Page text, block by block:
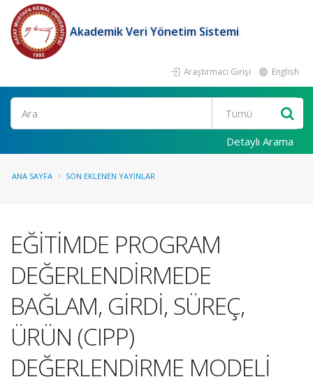
Akademik Veri Yönetim Sistemi
Araştırmacı Girişi English
Ara
Detaylı Arama
ANA SAYFA SON EKLENEN YAYINLAR
EĞİTİMDE PROGRAM
DEĞERLENDİRMEDE
BAĞLAM, GİRDİ, SÜREÇ,
ÜRÜN (CIPP)
DEĞERLENDİRME MODELİ